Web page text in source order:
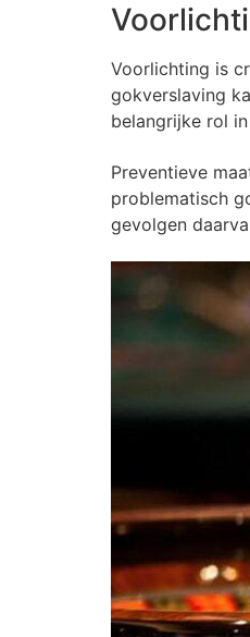
Voorlichting is
gokverslaving
belangrijke rol
Preventieve
problematisch
gevolgen